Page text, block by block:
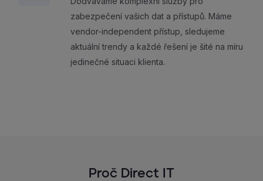
zabezpečení vašich dat a přístupů. Máme
vendor-independent přístup, sledujeme
aktuální trendy a každé řešení je šité na míru
jedinečné situaci klienta.
Proč Direct IT